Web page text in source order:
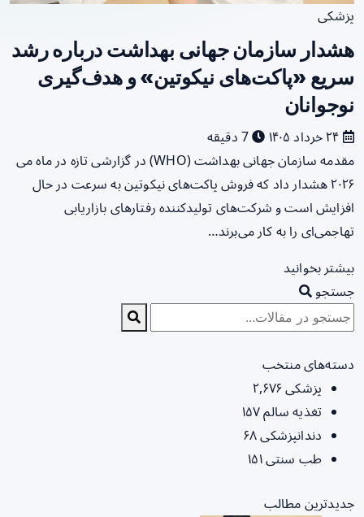
پزشکی
هشدار سازمان جهانی بهداشت درباره رشد
سریع «پاکت‌های نیکوتین» و هدف‌گیری
نوجوانان
7 دقیقه
مقدمه سازمان جهانی بهداشت (WHO) در گزارشی تازه در ماه می
۲۰۲۶ هشدار داد که فروش پاکت‌های نیکوتین به سرعت در حال
افزایش است و شرکت‌های تولیدکننده رفتارهای بازاریابی
تهاجمی‌ای را به کار می‌برند…
بیشتر بخوانید
جستجو
دسته‌های منتخب
پزشکی۲,۶۷۶
تغذیه سالم۱۵۷
دندانپزشکی۶۸
طب سنتی۱۵۱
جدیدترین مطالب